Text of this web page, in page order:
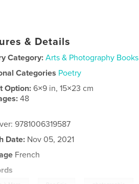
& Details
Category: Arts & Photography Books
Categories Poetry
Option:6×9 in, 15×23 cm
48
9781006319587
Date: Nov 05, 2021
French